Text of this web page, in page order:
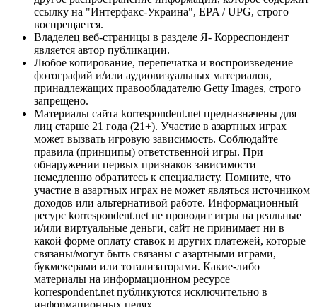
ссылку на "Интерфакс-Украина", EPA / UPG, строго
воспрещается.
Владелец веб-страницы в разделе Я- Корреспондент
является автор публикации.
Любое копирование, перепечатка и воспроизведение
фотографий и/или аудиовизуальных материалов,
принадлежащих правообладателю Getty Images, строго
запрещено.
Материалы сайта korrespondent.net предназначены для
лиц старше 21 года (21+). Участие в азартных играх
может вызвать игровую зависимость. Соблюдайте
правила (принципы) ответственной игры. При
обнаружении первых признаков зависимости
немедленно обратитесь к специалисту. Помните, что
участие в азартных играх не может являться источником
доходов или альтернативой работе. Информационный
ресурс korrespondent.net не проводит игры на реальные
и/или виртуальные деньги, сайт не принимает ни в
какой форме оплату ставок и других платежей, которые
связаны/могут быть связаны с азартными играми,
букмекерами или тотализаторами. Какие-либо
материалы на информационном ресурсе
korrespondent.net публикуются исключительно в
информационных целях.